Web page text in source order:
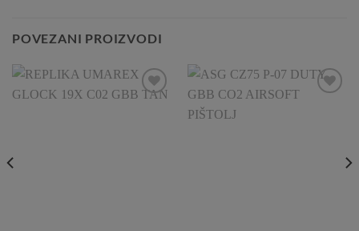
POVEZANI PROIZVODI